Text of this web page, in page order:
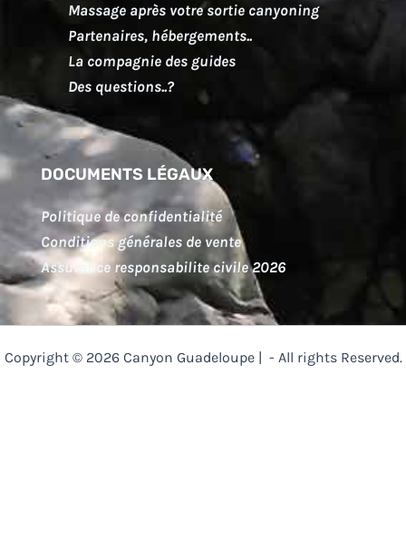
Massage après votre sortie canyoning
Partenaires, hébergements..
La compagnie des guides
Des questions..?
DOCUMENTS LÉGAUX
Politique de confidentialité
Conditions générales de vente
Assurance responsabilite civile 2026
Copyright © 2026 Canyon Guadeloupe | - All rights Reserved.